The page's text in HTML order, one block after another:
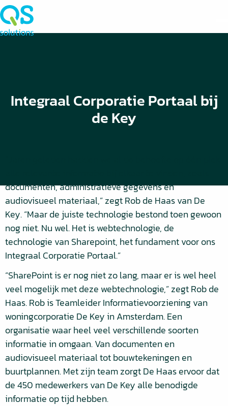
Integraal Corporatie Portaal bij
de Key
documenten, administratieve gegevens en
audiovisueel materiaal,” zegt Rob de Haas van De
Key. “Maar de juiste technologie bestond toen gewoon
nog niet. Nu wel. Het is webtechnologie, de
technologie van Sharepoint, het fundament voor ons
Integraal Corporatie Portaal.”
“SharePoint is er nog niet zo lang, maar er is wel heel
veel mogelijk met deze webtechnologie,” zegt Rob de
Haas. Rob is Teamleider Informatievoorziening van
woningcorporatie De Key in Amsterdam. Een
organisatie waar heel veel verschillende soorten
informatie in omgaan. Van documenten en
audiovisueel materiaal tot bouwtekeningen en
buurtplannen. Met zijn team zorgt De Haas ervoor dat
de 450 medewerkers van De Key alle benodigde
informatie op tijd hebben.